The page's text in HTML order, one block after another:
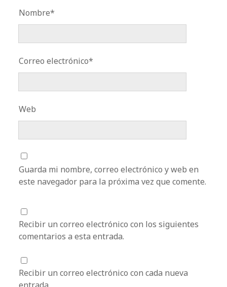
Nombre*
Correo electrónico*
Web
Guarda mi nombre, correo electrónico y web en
este navegador para la próxima vez que comente.
Recibir un correo electrónico con los siguientes
comentarios a esta entrada.
Recibir un correo electrónico con cada nueva
entrada.